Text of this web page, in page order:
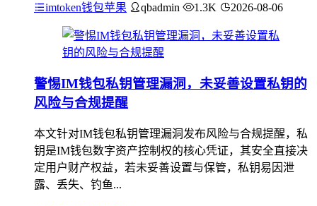
imtoken钱包苹果 qbadmin 1.3K 2026-08-06
警惕IM钱包私钥管理漏洞，未妥善设置私钥的
风险与合规提醒
本文针对IM钱包私钥管理漏洞发布风险与合规提醒，私
钥是IM钱包数字资产控制权的核心凭证，其安全直接决
定用户财产权益，若未妥善设置与保管，私钥易因泄
露、丢失、钓鱼...